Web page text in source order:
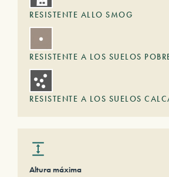
RESISTENTE ALLO SMOG
RESISTENTE A LOS SUELOS
RESISTENTE A LOS SUELOS
Altura máxima